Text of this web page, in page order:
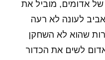
אדומים, מוביל את
לעונה לא רעה
שהוא לא השחקן
לשים את הכדור